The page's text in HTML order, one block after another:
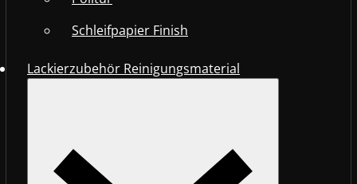
Schleifpapier Finish
Lackierzubehör Reinigungsmaterial